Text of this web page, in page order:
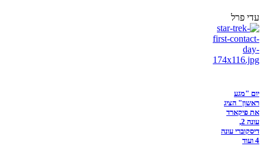
עדי פרל
יום "מגע
ראשון" הציג
את פיקארד
עונה 2,
דיסקוברי עונה
4 ועוד